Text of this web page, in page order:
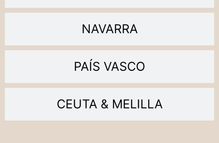
NAVARRA
PAÍS VASCO
CEUTA & MELILLA